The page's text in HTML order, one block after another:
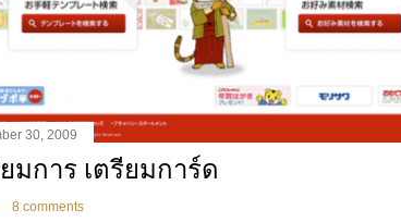
30, 2009
มการ เตรียมการ์ด
8 comments